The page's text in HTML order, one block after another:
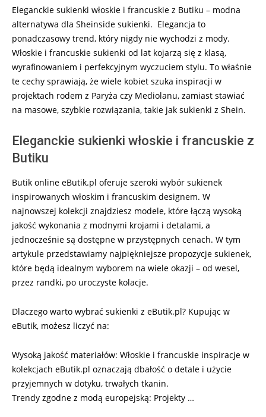
Eleganckie sukienki włoskie i francuskie z Butiku – modna
alternatywa dla Sheinside sukienki. Elegancja to
ponadczasowy trend, który nigdy nie wychodzi z mody.
Włoskie i francuskie sukienki od lat kojarzą się z klasą,
wyrafinowaniem i perfekcyjnym wyczuciem stylu. To właśnie
te cechy sprawiają, że wiele kobiet szuka inspiracji w
projektach rodem z Paryża czy Mediolanu, zamiast stawiać
na masowe, szybkie rozwiązania, takie jak sukienki z Shein.
Eleganckie sukienki włoskie i francuskie z
Butiku
Butik online eButik.pl oferuje szeroki wybór sukienek
inspirowanych włoskim i francuskim designem. W
najnowszej kolekcji znajdziesz modele, które łączą wysoką
jakość wykonania z modnymi krojami i detalami, a
jednocześnie są dostępne w przystępnych cenach. W tym
artykule przedstawiamy najpiękniejsze propozycje sukienek,
które będą idealnym wyborem na wiele okazji – od wesel,
przez randki, po uroczyste kolacje.
Dlaczego warto wybrać sukienki z eButik.pl? Kupując w
eButik, możesz liczyć na:
Wysoką jakość materiałów: Włoskie i francuskie inspiracje w
kolekcjach eButik.pl oznaczają dbałość o detale i użycie
przyjemnych w dotyku, trwałych tkanin.
Trendy zgodne z modą europejską: Projekty …